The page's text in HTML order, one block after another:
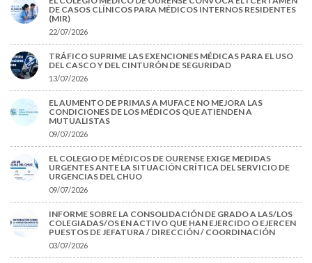
DE CASOS CLÍNICOS PARA MÉDICOS INTERNOS RESIDENTES
(MIR)
22/07/2026
TRÁFICO SUPRIME LAS EXENCIONES MÉDICAS PARA EL USO
DEL CASCO Y DEL CINTURÓN DE SEGURIDAD
13/07/2026
EL AUMENTO DE PRIMAS A MUFACE NO MEJORA LAS
CONDICIONES DE LOS MÉDICOS QUE ATIENDEN A
MUTUALISTAS
09/07/2026
EL COLEGIO DE MÉDICOS DE OURENSE EXIGE MEDIDAS
URGENTES ANTE LA SITUACIÓN CRÍTICA DEL SERVICIO DE
URGENCIAS DEL CHUO
09/07/2026
INFORME SOBRE LA CONSOLIDACIÓN DE GRADO A LAS/LOS
COLEGIADAS/OS EN ACTIVO QUE HAN EJERCIDO O EJERCEN
PUESTOS DE JEFATURA / DIRECCIÓN / COORDINACIÓN
03/07/2026